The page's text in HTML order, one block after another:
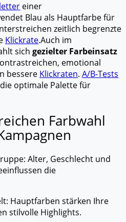
einer
Blau als Hauptfarbe für
zeitlich begrenzte
Klickrate.Auch im
sich gezielter Farbeinsatz
emotional
bessere Klickraten. A/B-Tests
optimale Palette für
Farbwahl
Alter, Geschlecht und
die
Hauptfarben stärken Ihre
stilvolle Highlights.